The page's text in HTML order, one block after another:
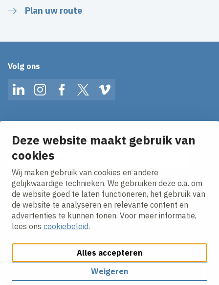
Deze website maakt gebruik van
cookies
Wij maken gebruik van cookies en andere
gelijkwaardige technieken. We gebruiken deze o.a. om
de website goed te laten functioneren, het gebruik van
de website te analyseren en relevante content en
advertenties te kunnen tonen. Voor meer informatie,
lees ons cookiebeleid.
Alles accepteren
Weigeren
Plan uw route
Volg ons
LinkedInInstagramFacebookTwitterVimeo
Ontvang onze nieuws alerts in je mailbox!
E-mailadres
Ik ga akkoord met hetprivacy statement.
Cookies aanpassenCookie beleidPrivacy policy
Algemene inkoopvoorwaarden